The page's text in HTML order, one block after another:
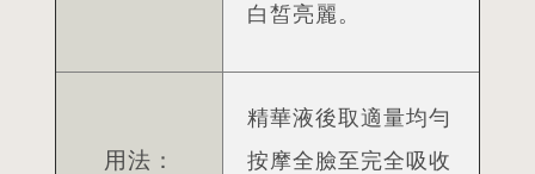
白皙亮麗。
用法：
精華液後取適量均勻
按摩全臉至完全吸收